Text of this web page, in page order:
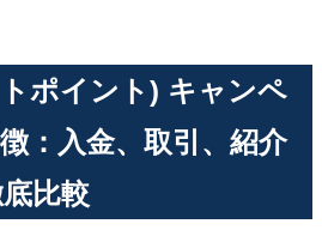
ポイント) キャンペ
：入金、取引、紹介
比較